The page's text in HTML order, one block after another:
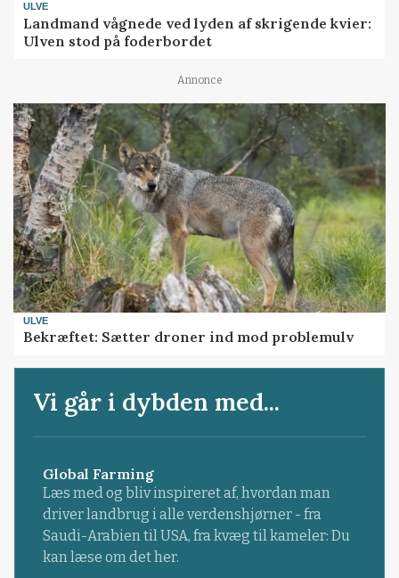
ULVE
Landmand vågnede ved lyden af skrigende kvier:
Ulven stod på foderbordet
Annonce
ULVE
Bekræftet: Sætter droner ind mod problemulv
Vi går i dybden med...
Global Farming
Læs med og bliv inspireret af, hvordan man
driver landbrug i alle verdenshjørner - fra
Saudi-Arabien til USA, fra kvæg til kameler: Du
kan læse om det her.